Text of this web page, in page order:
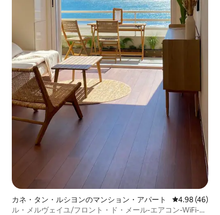
カネ・タン・ルシヨンのマンション・アパート レビュー46
4.98 (46)
ル・メルヴェイユ/フロント・ド・メール-エアコン-WiFi-駐